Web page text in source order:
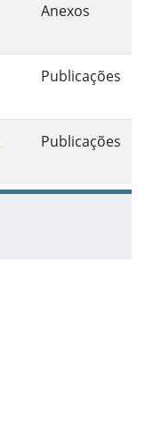
Anexos
Publicações
Publicações